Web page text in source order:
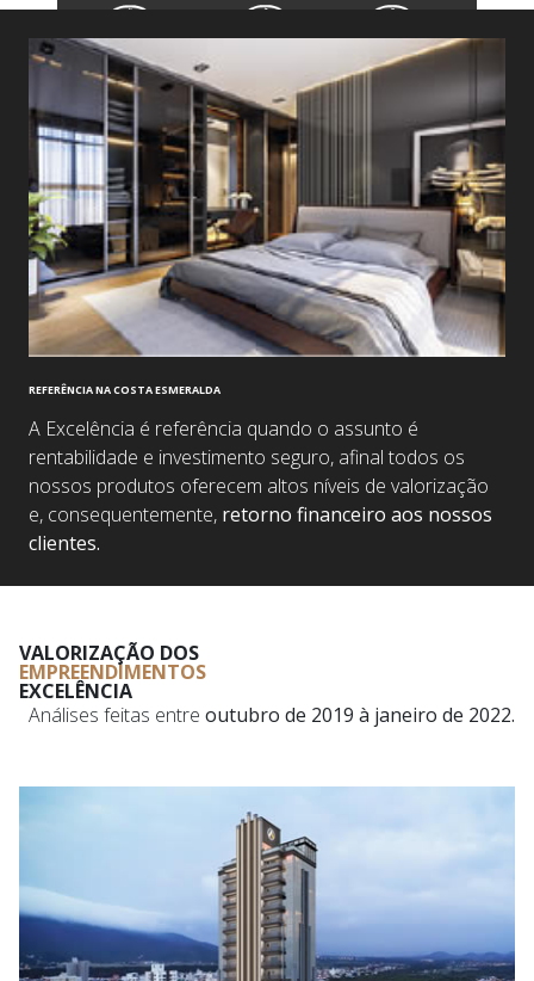
REFERÊNCIA NA COSTA ESMERALDA
A Excelência é referência quando o assunto é
rentabilidade e investimento seguro, afinal todos os
nossos produtos oferecem altos níveis de valorização
e, consequentemente, retorno financeiro aos nossos
clientes.
VALORIZAÇÃO DOS
EMPREENDIMENTOS
EXCELÊNCIA
Análises feitas entre outubro de 2019 à janeiro de 2022.